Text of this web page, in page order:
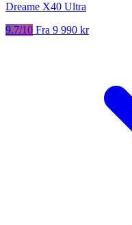
Dreame X40 Ultra
9.7/10 Fra 9 990 kr